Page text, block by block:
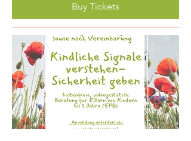
Buy Tickets